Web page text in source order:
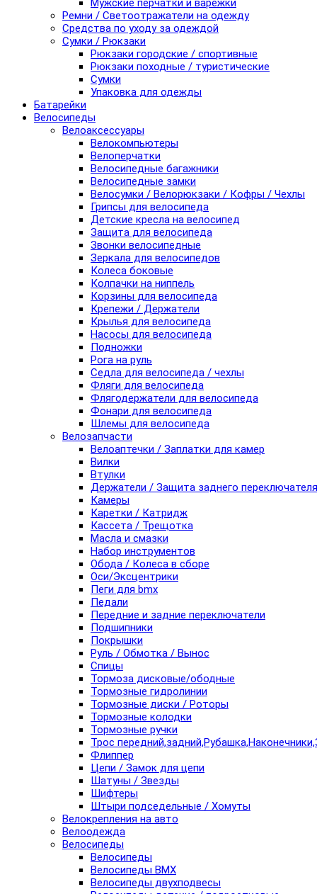
Мужские перчатки и варежки
Ремни / Светоотражатели на одежду
Средства по уходу за одеждой
Сумки / Рюкзаки
Рюкзаки городские / спортивные
Рюкзаки походные / туристические
Сумки
Упаковка для одежды
Батарейки
Велосипеды
Велоаксессуары
Велокомпьютеры
Велоперчатки
Велосипедные багажники
Велосипедные замки
Велосумки / Велорюкзаки / Кофры / Чехлы
Грипсы для велосипеда
Детские кресла на велосипед
Защита для велосипеда
Звонки велосипедные
Зеркала для велосипедов
Колеса боковые
Колпачки на ниппель
Корзины для велосипеда
Крепежи / Держатели
Крылья для велосипеда
Насосы для велосипеда
Подножки
Рога на руль
Седла для велосипеда / чехлы
Фляги для велосипеда
Флягодержатели для велосипеда
Фонари для велосипеда
Шлемы для велосипеда
Велозапчасти
Велоаптечки / Заплатки для камер
Вилки
Втулки
Держатели / Защита заднего переключателя
Камеры
Каретки / Катридж
Кассета / Трещотка
Масла и смазки
Набор инструментов
Обода / Колеса в сборе
Оси/Эксцентрики
Пеги для bmx
Педали
Передние и задние переключатели
Подшипники
Покрышки
Руль / Обмотка / Вынос
Спицы
Тормоза дисковые/ободные
Тормозные гидролинии
Тормозные диски / Роторы
Тормозные колодки
Тормозные ручки
Трос
Флиппер
Цепи / Замок для цепи
Шатуны / Звезды
Шифтеры
Штыри подседельные / Хомуты
Велокрепления на авто
Велоодежда
Велосипеды
Велосипеды
Велосипеды BMX
Велосипеды двухподвесы